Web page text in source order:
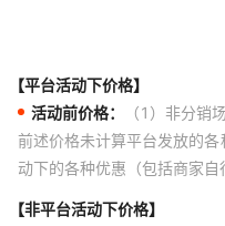
【平台活动下价格】
活动前价格：
（1）非分销
前述价格未计算平台发放的
动下的各种优惠（包括商家
【非平台活动下价格】